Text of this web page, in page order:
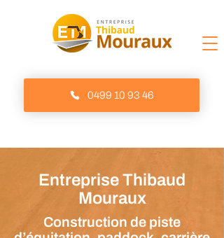
0499 10 93 46
Entreprise Thibaud
Mouraux
Construction de piste